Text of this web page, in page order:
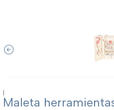
|
Maleta